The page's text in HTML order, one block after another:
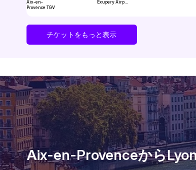
Aix-en-
Provence TGV
Exupery Airport
チケットをもっと表示
Aix-en-Provenceから